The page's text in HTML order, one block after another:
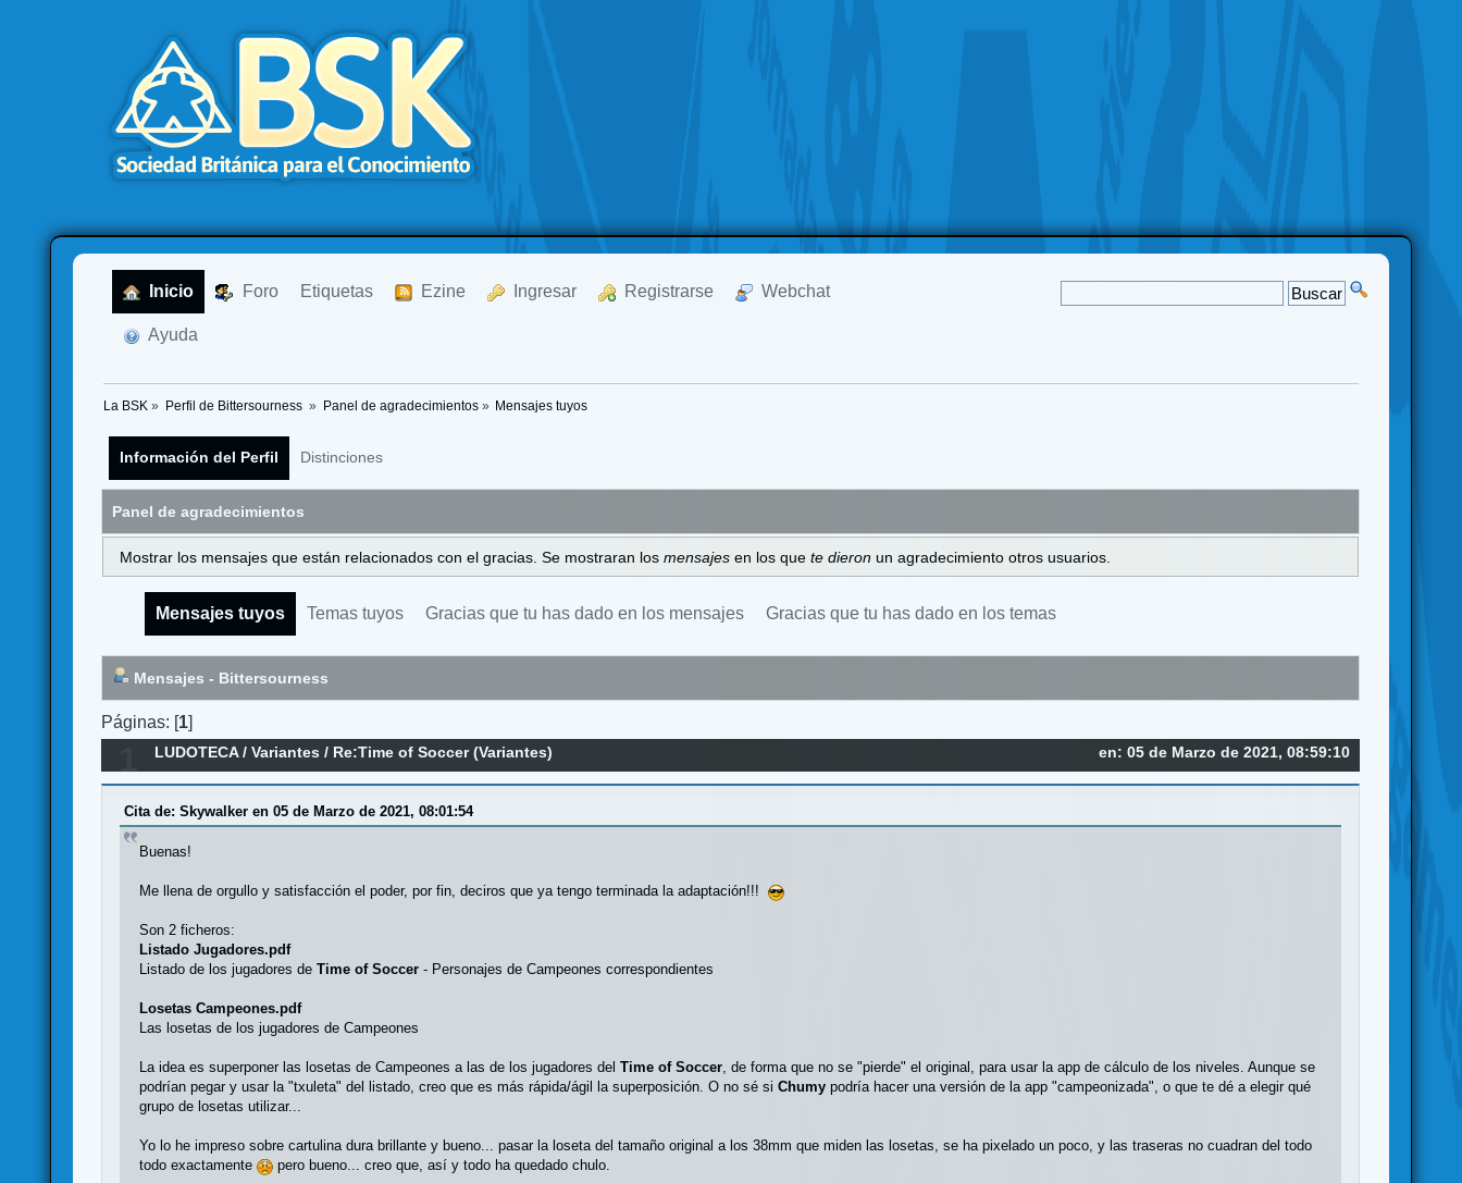
Inicio Foro Etiquetas Ezine Ingresar Registrarse Webchat
Ayuda
La BSK » Perfil de Bittersourness » Panel de agradecimientos» Mensajes tuyos
Información del Perfil Distinciones
Panel de agradecimientos
Mostrar los mensajes que están relacionados con el gracias. Se mostraran los mensajes en los que te dieron un agradecimiento otros usuarios.
Mensajes tuyos Temas tuyos Gracias que tu has dado en los mensajes Gracias que tu has dado en los temas
Mensajes - Bittersourness
Páginas: [1]
en: 05 de Marzo de 2021, 08:59:10
LUDOTECA/Variantes / Re:Time of Soccer (Variantes)
Cita de: Skywalker en 05 de Marzo de 2021, 08:01:54
Buenas!
Me llena de orgullo y satisfacción el poder, por fin, deciros que ya tengo terminada la adaptación!!!
Son 2 ficheros:
Listado Jugadores.pdf
Listado de los jugadores deTime of Soccer - Personajes de Campeones correspondientes
Losetas Campeones.pdf
Las losetas de los jugadores de Campeones
La idea es superponer las losetas de Campeones a las de los jugadores delTime of Soccer, de forma que no se "pierde" el original, para usar la app de cálculo de los niveles. Aunque se
podrían pegar y usar la "txuleta" del listado, creo que es más rápida/ágil la superposición. O no sé siChumy podría hacer una versión de la app "campeonizada", o que te dé a elegir qué
grupo de losetas utilizar...
Yo lo he impreso sobre cartulina dura brillante y bueno... pasar la loseta del tamaño original a los 38mm que miden las losetas, se ha pixelado un poco, y las traseras no cuadran del todo
todo exactamente
pero bueno... creo que, así y todo ha quedado chulo.